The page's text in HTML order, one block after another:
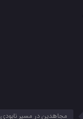
مجاهدین در مسیر نابودی